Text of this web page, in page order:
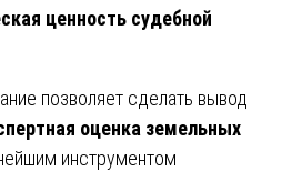
ценность судебной
позволяет сделать вывод
оценка земельных
инструментом